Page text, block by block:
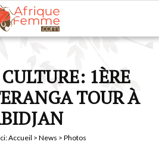
1ÈRE
TOUR À
Accueil > News > Photos